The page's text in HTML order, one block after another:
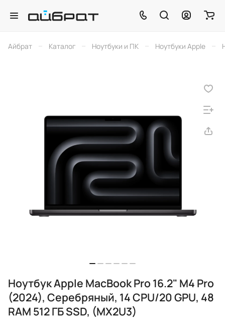
Айбрат – Каталог – Ноутбуки и ПК – Ноутбуки Apple –
Ноутбук Apple MacBook Pro 16.2" M4 Pro
(2024), Серебряный, 14 CPU/20 GPU, 48
RAM 512 ГБ SSD, (MX2U3)